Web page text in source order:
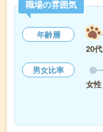
職場の雰囲気
年齢層
20代
男女比率
女性